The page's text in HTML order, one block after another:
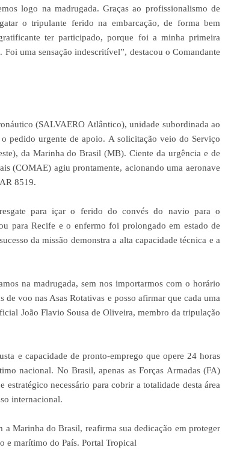
logo na madrugada. Graças ao profissionalismo de
o tripulante ferido na embarcação, de forma bem
ter participado, porque foi a minha primeira
uma sensação indescritível”, destacou o Comandante
(SALVAERO Atlântico), unidade subordinada ao
pedido urgente de apoio. A solicitação veio do Serviço
da Marinha do Brasil (MB). Ciente da urgência e de
(COMAE) agiu prontamente, acionando uma aeronave
8519.
para içar o ferido do convés do navio para o
para Recife e o enfermo foi prolongado em estado de
da missão demonstra a alta capacidade técnica e a
na madrugada, sem nos importarmos com o horário
voo nas Asas Rotativas e posso afirmar que cada uma
João Flavio Sousa de Oliveira, membro da tripulação
e capacidade de pronto-emprego que opere 24 horas
nacional. No Brasil, apenas as Forças Armadas (FA)
necessário para cobrir a totalidade desta área
internacional.
Marinha do Brasil, reafirma sua dedicação em proteger
e marítimo do País. Portal Tropical